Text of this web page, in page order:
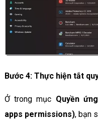
Bước 4: Thực hiện tắt
Ở trong mục Quyền
apps permissions), bạn